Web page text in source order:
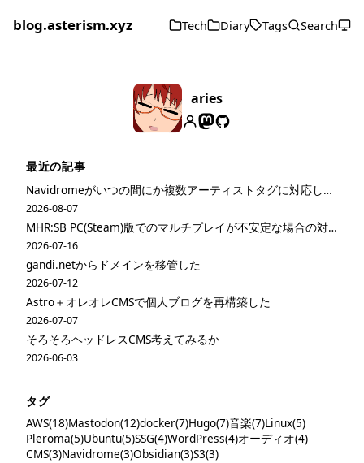
blog.asterism.xyz Tech Diary Tags Search
aries
最近の記事
Navidromeがいつの間にか複数アーティストタグに対応してた
2026-08-07
MHR:SB PC(Steam)版でのマルチプレイが不安定な場合の対策
2026-07-16
gandi.netからドメインを移管した
2026-07-12
Astro＋オレオレCMSで個人ブログを再構築した
2026-07-07
そろそろヘッドレスCMS考えてみるか
2026-06-03
タグ
AWS(18)Mastodon(12)docker(7)Hugo(7)音楽(7)Linux(5)
Pleroma(5)Ubuntu(5)SSG(4)WordPress(4)オーディオ(4)
CMS(3)Navidrome(3)Obsidian(3)S3(3)